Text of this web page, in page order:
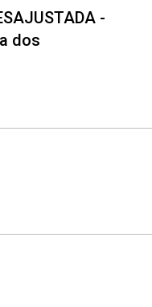
-
dos